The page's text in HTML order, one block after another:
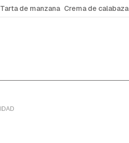
Tarta de manzana Crema de calabaza